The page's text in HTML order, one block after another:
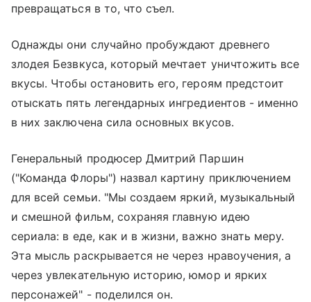
превращаться в то, что съел.
Однажды они случайно пробуждают древнего
злодея Безвкуса, который мечтает уничтожить все
вкусы. Чтобы остановить его, героям предстоит
отыскать пять легендарных ингредиентов - именно
в них заключена сила основных вкусов.
Генеральный продюсер Дмитрий Паршин
("Команда Флоры") назвал картину приключением
для всей семьи. "Мы создаем яркий, музыкальный
и смешной фильм, сохраняя главную идею
сериала: в еде, как и в жизни, важно знать меру.
Эта мысль раскрывается не через нравоучения, а
через увлекательную историю, юмор и ярких
персонажей" - поделился он.